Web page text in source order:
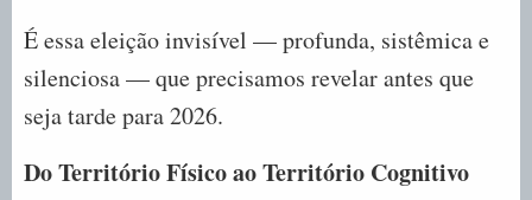
É essa eleição invisível — profunda, sistêmica e
silenciosa — que precisamos revelar antes que
seja tarde para 2026.
Do Território Físico ao Território Cognitivo